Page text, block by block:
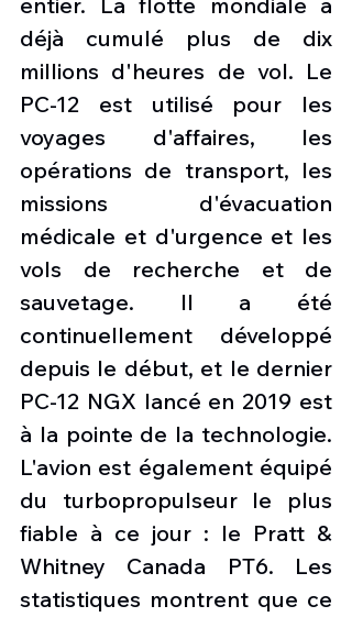
déjà cumulé plus de dix
millions d'heures de vol. Le
PC-12 est utilisé pour les
voyages d'affaires, les
opérations de transport, les
missions d'évacuation
médicale et d'urgence et les
vols de recherche et de
sauvetage. Il a été
continuellement développé
depuis le début, et le dernier
PC-12 NGX lancé en 2019 est
à la pointe de la technologie.
L'avion est également équipé
du turbopropulseur le plus
fiable à ce jour : le Pratt &
Whitney Canada PT6. Les
statistiques montrent que ce